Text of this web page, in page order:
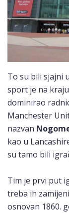
To su bili sjajni
sport je na
dominirao
Manchester
nazvan
kao u
su tamo bili
Tim je prvi put
treba ih
osnovan 1860.